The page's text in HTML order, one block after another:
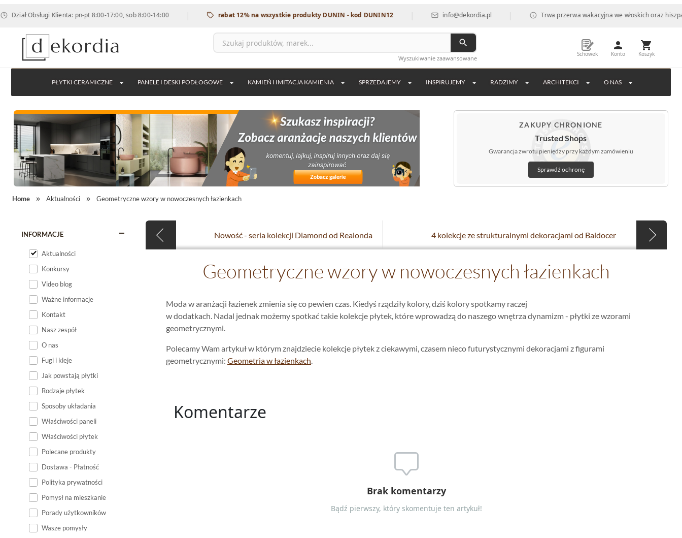
Obsługi Klienta: pn-pt 8:00-17:00, sob 8:00-14:00 rabat 12% na wszystkie produkty DUNIN - kod DUNIN12 info@dekordia.pl Trwa przerwa wakacyjna we włoskich oraz
Wyszukiwanie zaawansowane
Schowek Konto Koszyk
PŁYTKI CERAMICZNE PANELE I DESKI PODŁOGOWE KAMIEŃ I IMITACJA KAMIENIA SPRZEDAJEMY INSPIRUJEMY RADZIMY ARCHITEKCI O NAS
ZAKUPY CHRONIONE
Trusted Shops
Gwarancja zwrotu pieniędzy przy każdym zamówieniu
Sprawdź ochronę
Home Aktualności Geometryczne wzory w nowoczesnych łazienkach
INFORMACJE
Aktualności
Konkursy
Video blog
Ważne informacje
Kontakt
Nasz zespół
O nas
Fugi i kleje
Jak powstają płytki
Rodzaje płytek
Sposoby układania
Właściwości paneli
Właściwości płytek
Polecane produkty
Dostawa - Płatność
Polityka prywatności
Pomysł na mieszkanie
Porady użytkowników
Wasze pomysły
Nowość - seria kolekcji Diamond od Realonda 4 kolekcje ze strukturalnymi dekoracjami od Baldocer
Geometryczne wzory w nowoczesnych łazienkach
Moda w aranżacji łazienek zmienia się co pewien czas. Kiedyś rządziły kolory, dziś kolory spotkamy raczej
w dodatkach. Nadal jednak możemy spotkać takie kolekcje płytek, które wprowadzą do naszego wnętrza dynamizm - płytki ze wzorami
geometrycznymi.
Polecamy Wam artykuł w którym znajdziecie kolekcje płytek z ciekawymi, czasem nieco futurystycznymi dekoracjami z figurami
geometrycznymi: Geometria w łazienkach.
Komentarze
Brak komentarzy
Bądź pierwszy, który skomentuje ten artykuł!